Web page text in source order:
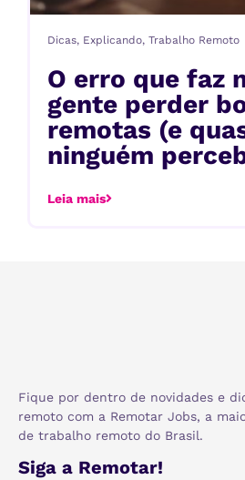
Dicas, Explicando,Trabalho Remoto
O erro que faz
gente perder
remotas (e
ninguém
Leia mais
Fique por dentro de novidades e
remoto com a Remotar Jobs, a
de trabalho remoto do Brasil.
Siga a Remotar!